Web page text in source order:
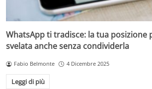
WhatsApp ti tradisce: la tua posizione
svelata anche senza condividerla
Fabio Belmonte 4 Dicembre 2025
Leggi di più